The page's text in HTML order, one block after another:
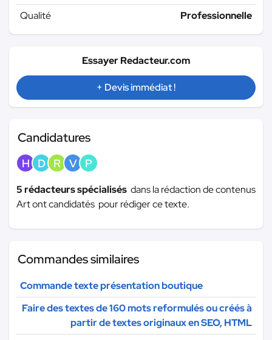
Qualité
Professionnelle
Essayer Redacteur.com
+ Devis immédiat !
Candidatures
H D R V P
5 rédacteurs spécialisés dans la rédaction de contenus
Art ont candidatés pour rédiger ce texte.
Commandes similaires
Commande texte présentation boutique
Faire des textes de 160 mots reformulés ou créés à
partir de textes originaux en SEO, HTML